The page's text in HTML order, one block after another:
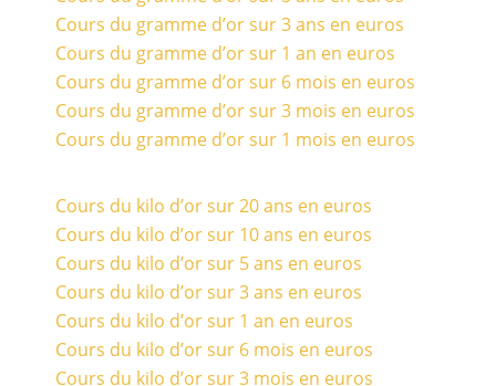
Cours du gramme d’or sur 3 ans en euros
Cours du gramme d’or sur 1 an en euros
Cours du gramme d’or sur 6 mois en euros
Cours du gramme d’or sur 3 mois en euros
Cours du gramme d’or sur 1 mois en euros
Cours du kilo d’or sur 20 ans en euros
Cours du kilo d’or sur 10 ans en euros
Cours du kilo d’or sur 5 ans en euros
Cours du kilo d’or sur 3 ans en euros
Cours du kilo d’or sur 1 an en euros
Cours du kilo d’or sur 6 mois en euros
Cours du kilo d’or sur 3 mois en euros